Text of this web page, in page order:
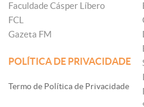
Faculdade Cásper Líbero
FCL
Gazeta FM
POLÍTICA DE PRIVACIDADE
Termo de Política de Privacidade